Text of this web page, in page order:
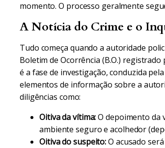
momento. O processo geralmente
A Notícia do Crime e o
Tudo começa quando a autoridade
Boletim de Ocorrência (B.O.)
é a fase de investigação, conduzida
elementos de informação sobre a
diligências como:
Oitiva da vítima:O depoimento da
ambiente seguro e acolhedor
Oitiva do suspeito:O acusado